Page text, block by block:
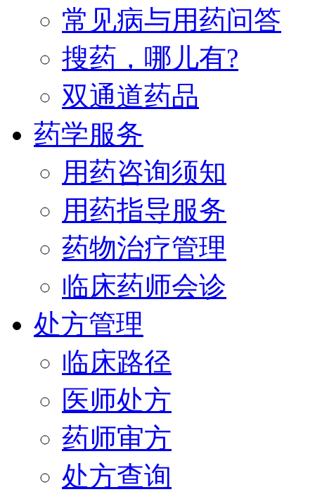
常见病与用药问答
搜药，哪儿有?
双通道药品
药学服务
用药咨询须知
用药指导服务
药物治疗管理
临床药师会诊
处方管理
临床路径
医师处方
药师审方
处方查询